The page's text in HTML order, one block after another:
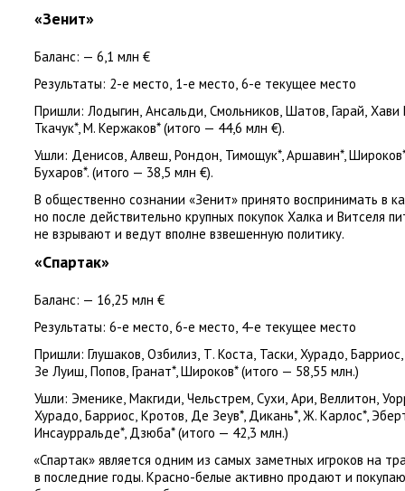
«Зенит»
Баланс: — 6,1 млн €
Результаты: 2-е место, 1-е место, 6-е текущее место
Пришли: Лодыгин, Ансальди, Смольников, Шатов, Гарай, Хави
Ткачук*, М. Кержаков* (итого — 44,6 млн €).
Ушли: Денисов, Алвеш, Рондон, Тимощук*, Аршавин*,
Бухаров*. (итого — 38,5 млн €).
В общественно сознании «Зенит» принято воспринимать в
но после действительно крупных покупок Халка и Витселя
не взрывают и ведут вполне взвешенную политику.
«Спартак»
Баланс: — 16,25 млн €
Результаты: 6-е место, 6-е место, 4-е текущее место
Пришли: Глушаков, Озбилиз, Т. Коста, Таски, Хурадо, Барриос,
Зе Луиш, Попов, Гранат*, Широков* (итого — 58,55 млн.)
Ушли: Эменике, Макгиди, Чельстрем, Сухи, Ари, Веллитон,
Хурадо, Барриос, Кротов, Де Зеув*, Дикань*, Ж. Карлос*,
Инсаурральде*, Дзюба* (итого — 42,3 млн.)
«Спартак» является одним из самых заметных игроков на
в последние годы. Красно-белые активно продают и